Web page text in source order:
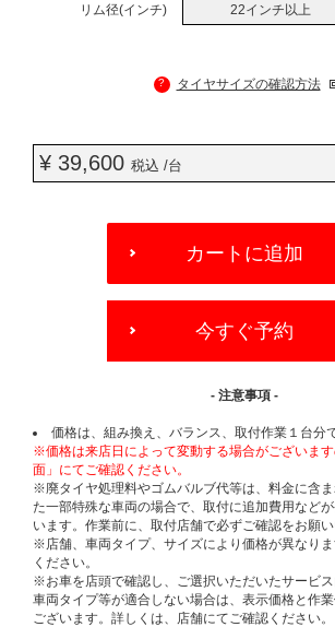
リム径(インチ) 22インチ以上
? タイヤサイズの確認方法
¥ 39,600 税込 /台
OPTIONS
カートに追加
今すぐ予約
- 注意事項 -
価格は、組み換え、バランス、取付作業１台分で
※価格は来店日によって変動する場合がございま
面」にてご確認ください。
※廃タイヤ処理料やゴムバルブ代等は、料金に含
た一部特殊な車両の場合で、取付に追加費用など
います。作業前に、取付店舗で必ずご確認をお願い
※店舗、車両タイプ、サイズにより価格が異なり
ください。
※お車を店頭で確認し、ご選択いただいたサービス
車両タイプ等が適合しない場合は、表示価格と作
ございます。詳しくは、店舗にてご確認ください。